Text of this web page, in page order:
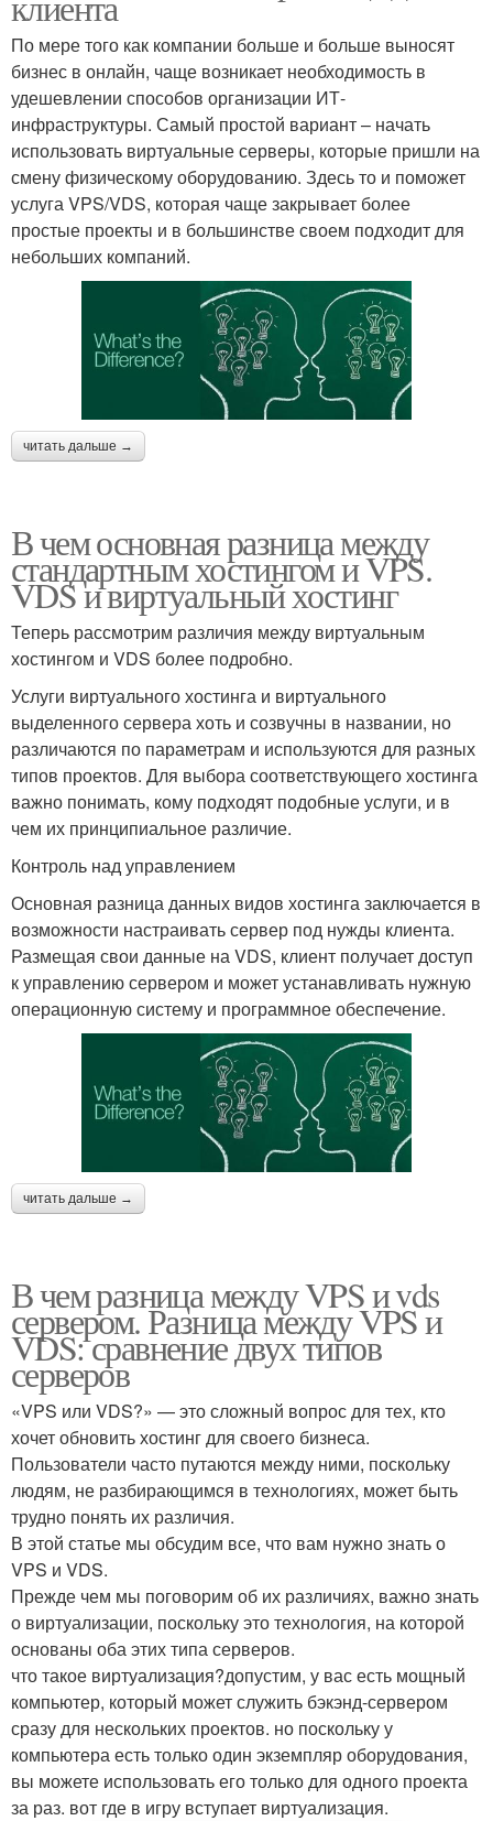
По мере того как компании больше и больше выносят
бизнес в онлайн, чаще возникает необходимость в
удешевлении способов организации ИТ-
инфраструктуры. Самый простой вариант – начать
использовать виртуальные серверы, которые пришли на
смену физическому оборудованию. Здесь то и поможет
услуга VPS/VDS, которая чаще закрывает более
простые проекты и в большинстве своем подходит для
небольших компаний.
читать дальше →
В чем основная разница между
стандартным хостингом и VPS.
VDS и виртуальный хостинг
Теперь рассмотрим различия между виртуальным
хостингом и VDS более подробно.
Услуги виртуального хостинга и виртуального
выделенного сервера хоть и созвучны в названии, но
различаются по параметрам и используются для разных
типов проектов. Для выбора соответствующего хостинга
важно понимать, кому подходят подобные услуги, и в
чем их принципиальное различие.
Контроль над управлением
Основная разница данных видов хостинга заключается в
возможности настраивать сервер под нужды клиента.
Размещая свои данные на VDS, клиент получает доступ
к управлению сервером и может устанавливать нужную
операционную систему и программное обеспечение.
читать дальше →
В чем разница между VPS и vds
сервером. Разница между VPS и
VDS: сравнение двух типов
серверов
«VPS или VDS?» — это сложный вопрос для тех, кто
хочет обновить хостинг для своего бизнеса.
Пользователи часто путаются между ними, поскольку
людям, не разбирающимся в технологиях, может быть
трудно понять их различия.
В этой статье мы обсудим все, что вам нужно знать о
VPS и VDS.
Прежде чем мы поговорим об их различиях, важно знать
о виртуализации, поскольку это технология, на которой
основаны оба этих типа серверов.
что такое виртуализация?допустим, у вас есть мощный
компьютер, который может служить бэкэнд-сервером
сразу для нескольких проектов. но поскольку у
компьютера есть только один экземпляр оборудования,
вы можете использовать его только для одного проекта
за раз. вот где в игру вступает виртуализация.